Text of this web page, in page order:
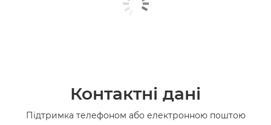
Контактні дані
Підтримка телефоном або електронною поштою